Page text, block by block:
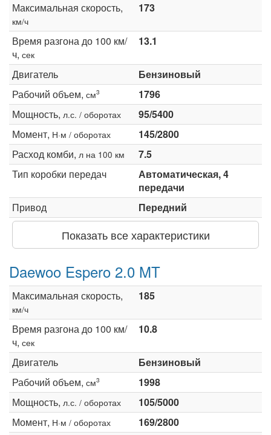
Максимальная скорость,
км/ч
173
Время разгона до 100 км/
ч, сек
13.1
Двигатель
Бензиновый
Рабочий объем, см3
1796
Мощность, л.с. / оборотах
95/5400
Момент, Н·м / оборотах
145/2800
Расход комби, л на 100 км
7.5
Тип коробки передач
Автоматическая, 4
передачи
Привод
Передний
Показать все характеристики
Daewoo Espero 2.0 MT
Максимальная скорость,
км/ч
185
Время разгона до 100 км/
ч, сек
10.8
Двигатель
Бензиновый
Рабочий объем, см3
1998
Мощность, л.с. / оборотах
105/5000
Момент, Н·м / оборотах
169/2800